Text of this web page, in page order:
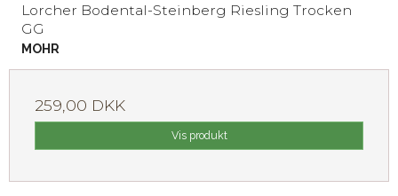
Lorcher Bodental-Steinberg Riesling Trocken
GG
MOHR
259,00 DKK
Vis produkt